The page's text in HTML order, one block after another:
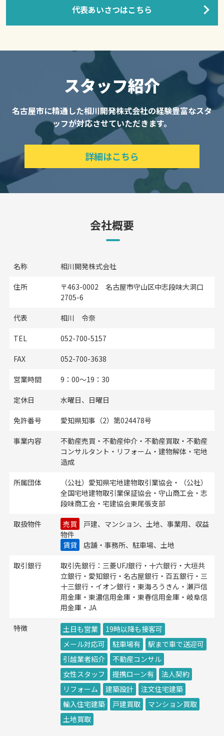
代表あいさつはこちら
スタッフ紹介
名古屋市に精通した相川開発株式会社の経験豊富なスタ
ッフが対応させていただきます。
詳細はこちら
会社概要
名称 相川開発株式会社
住所
〒463-0002 名古屋市守山区中志段味大洞口
2705-6
代表 相川 令奈
TEL 052-700-5157
FAX 052-700-3638
営業時間 9：00～19：30
定休日 水曜日、日曜日
免許番号 愛知県知事（2）第024478号
事業内容
不動産売買・不動産仲介・不動産買取・不動産
コンサルタント・リフォーム・建物解体・宅地
造成
所属団体
（公社）愛知県宅地建物取引業協会・（公社）
全国宅地建物取引業保証協会・守山商工会・志
段味商工会・宅建協会東尾張支部
取扱物件 売買
戸建、マンション、土地、事業用、収益
物件
賃貸
店舗・事務所、駐車場、土地
取引銀行
取引先銀行：三菱UFJ銀行・十六銀行・大垣共
立銀行・愛知銀行・名古屋銀行・百五銀行・三
十三銀行・イオン銀行・東海ろうきん・瀬戸信
用金庫・東濃信用金庫・東春信用金庫・岐阜信
用金庫・JA
特徴 土日も営業
19時以降も接客可
メール対応可
駐車場有
駅まで車で送迎可
引越業者紹介
不動産コンサル
女性スタッフ
提携ローン有
法人契約
リフォーム
建築設計
注文住宅建築
輸入住宅建築
戸建買取
マンション買取
土地買取